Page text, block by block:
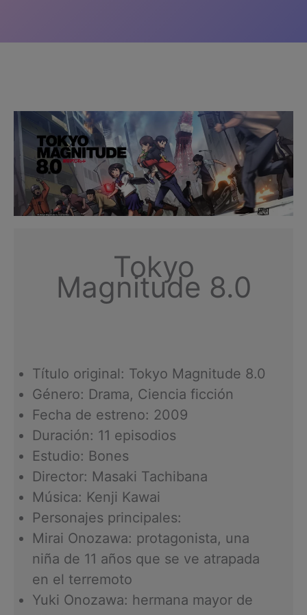
Tokyo
Magnitude 8.0
Título original: Tokyo Magnitude 8.0
Género: Drama, Ciencia ficción
Fecha de estreno: 2009
Duración: 11 episodios
Estudio: Bones
Director: Masaki Tachibana
Música: Kenji Kawai
Personajes principales:
Mirai Onozawa: protagonista, una
niña de 11 años que se ve atrapada
en el terremoto
Yuki Onozawa: hermana mayor de